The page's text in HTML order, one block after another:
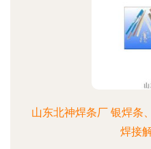
山东北神焊条厂 银焊条
焊接